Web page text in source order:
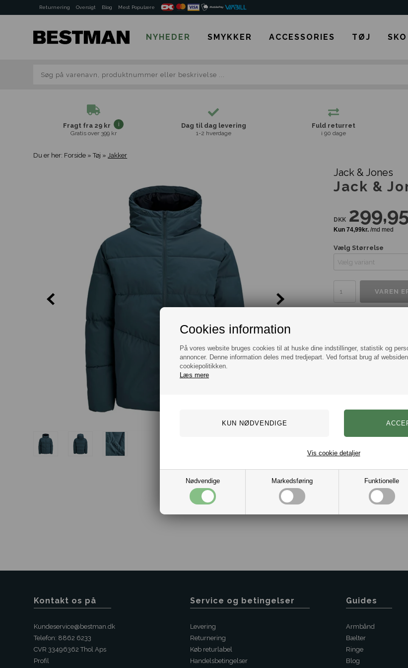
Cookies information
På vores website bruges cookies til at huske dine indstillinger, statistik og
annoncer. Denne information deles med tredjepart. Ved fortsat brug af
cookiepolitikken.
Læs mere
Nødvendige Markedsføring Funktionelle
Vis cookie detaljer
Returnering Oversigt Blog Mest Populære
NYHEDER SMYKKER ACCESSORIES TØJ SKO
Fragt fra 29 kr
Gratis over 399 kr
Dag til dag levering
1-2 hverdage
Fuld returret
i 90 dage
Du er her: Forside »Tøj »Jakker
Jack & Jones
Jack &
DKK
Vælg Størrelse
Materiale:
2001-12283517-OB
Kontakt os på
Kundeservice@bestman.dk
Telefon: 8862 6233
CVR 33496362 Thol Aps
Profil
Service og betingelser
Levering
Returnering
Køb returlabel
Handelsbetingelser
Guides
Armbånd
Bælter
Ringe
Blog